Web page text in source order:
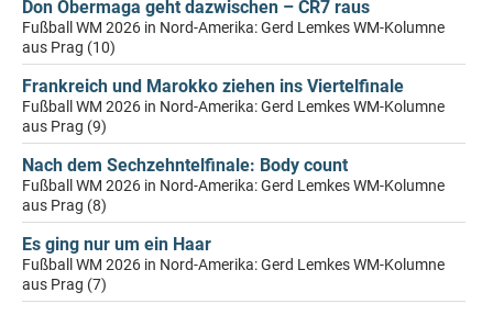
Don Obermaga geht dazwischen – CR7 raus
Fußball WM 2026 in Nord-Amerika: Gerd Lemkes WM-Kolumne
aus Prag (10)
Frankreich und Marokko ziehen ins Viertelfinale
Fußball WM 2026 in Nord-Amerika: Gerd Lemkes WM-Kolumne
aus Prag (9)
Nach dem Sechzehntelfinale: Body count
Fußball WM 2026 in Nord-Amerika: Gerd Lemkes WM-Kolumne
aus Prag (8)
Es ging nur um ein Haar
Fußball WM 2026 in Nord-Amerika: Gerd Lemkes WM-Kolumne
aus Prag (7)